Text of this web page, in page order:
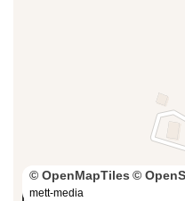
100 m
© OpenMapTiles ©
mett-media